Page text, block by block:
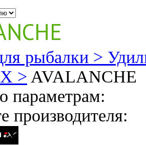
рыбалки >
> AVALANCHE
параметрам:
производителя: